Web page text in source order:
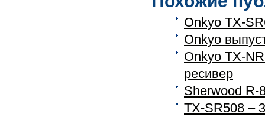
Onkyo TX-
Onkyo
Onkyo TX-
ресивер
Sherwood R-
TX-SR508 –